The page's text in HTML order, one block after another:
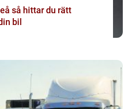
rätt
bil